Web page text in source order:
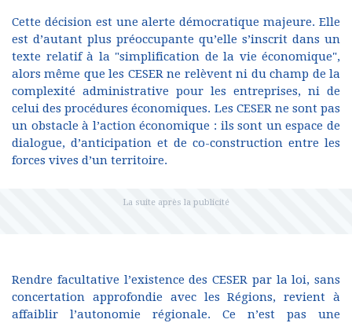
Cette décision est une alerte démocratique majeure. Elle
est d’autant plus préoccupante qu’elle s’inscrit dans un
texte relatif à la "simplification de la vie économique",
alors même que les CESER ne relèvent ni du champ de la
complexité administrative pour les entreprises, ni de
celui des procédures économiques. Les CESER ne sont pas
un obstacle à l’action économique : ils sont un espace de
dialogue, d’anticipation et de co-construction entre les
forces vives d’un territoire.
Rendre facultative l’existence des CESER par la loi, sans
concertation approfondie avec les Régions, revient à
affaiblir l’autonomie régionale. Ce n’est pas une